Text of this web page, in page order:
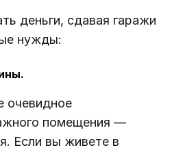
деньги, сдавая гаражи
нужды:
очевидное
помещения —
Если вы живете в